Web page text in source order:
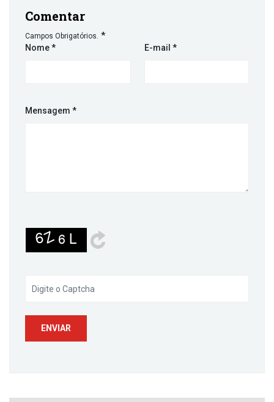
Comentar
Campos Obrigatórios. *
Nome* E-mail *
Mensagem *